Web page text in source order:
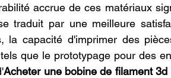
accrue de ces matériaux
traduit par une meilleure
la capacité d'imprimer des
que le prototypage pour des
Acheter une bobine de filament